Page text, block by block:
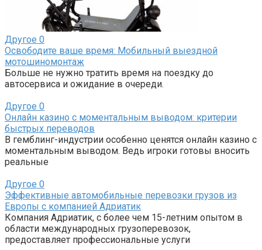
Другое 0
Освободите ваше время: Мобильный выездной
мотошиномонтаж
Больше не нужно тратить время на поездку до
автосервиса и ожидание в очереди.
Другое 0
Онлайн казино с моментальным выводом: критерии
быстрых переводов
В гемблинг-индустрии особенно ценятся онлайн казино с
моментальным выводом. Ведь игроки готовы вносить
реальные
Другое 0
Эффективные автомобильные перевозки грузов из
Европы с компанией Адриатик
Компания Адриатик, с более чем 15-летним опытом в
области международных грузоперевозок,
предоставляет профессиональные услуги